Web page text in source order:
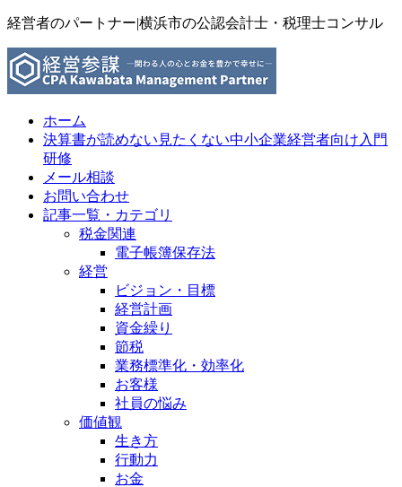
経営者のパートナー|横浜市の公認会計士・税理士コンサル
ホーム
決算書が読めない見たくない中小企業経営者向け入門
研修
メール相談
お問い合わせ
記事一覧・カテゴリ
税金関連
電子帳簿保存法
経営
ビジョン・目標
経営計画
資金繰り
節税
業務標準化・効率化
お客様
社員の悩み
価値観
生き方
行動力
お金